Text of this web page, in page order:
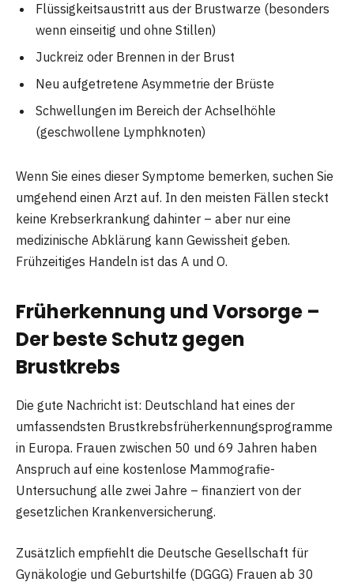
Flüssigkeitsaustritt aus der Brustwarze (besonders
wenn einseitig und ohne Stillen)
Juckreiz oder Brennen in der Brust
Neu aufgetretene Asymmetrie der Brüste
Schwellungen im Bereich der Achselhöhle
(geschwollene Lymphknoten)
Wenn Sie eines dieser Symptome bemerken, suchen Sie
umgehend einen Arzt auf. In den meisten Fällen steckt
keine Krebserkrankung dahinter – aber nur eine
medizinische Abklärung kann Gewissheit geben.
Frühzeitiges Handeln ist das A und O.
Früherkennung und Vorsorge –
Der beste Schutz gegen
Brustkrebs
Die gute Nachricht ist: Deutschland hat eines der
umfassendsten Brustkrebsfrüherkennungsprogramme
in Europa. Frauen zwischen 50 und 69 Jahren haben
Anspruch auf eine kostenlose Mammografie-
Untersuchung alle zwei Jahre – finanziert von der
gesetzlichen Krankenversicherung.
Zusätzlich empfiehlt die Deutsche Gesellschaft für
Gynäkologie und Geburtshilfe (DGGG) Frauen ab 30